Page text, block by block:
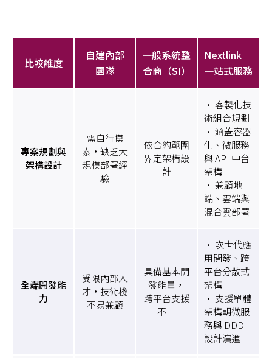
比較維度
自建內部
團隊
一般系統整
合商（SI）
Nextlink
一站式服務
專案規劃與
架構設計
需自行摸
索，缺乏大
規模部署經
驗
依合約範圍
界定架構設
計
• 客製化技
術組合規劃
• 涵蓋容器
化、微服務
與 API 中台
架構
• 兼顧地
端、雲端與
混合雲部署
全端開發能
力
受限內部人
才，技術棧
不易兼顧
具備基本開
發能量，
跨平台支援
不一
• 次世代應
用開發、跨
平台分散式
架構
• 支援單體
架構朝微服
務與 DDD
設計演進